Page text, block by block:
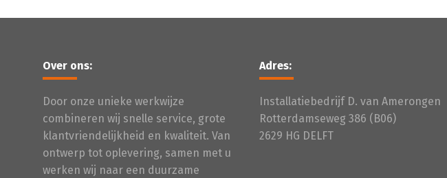
Over ons:
Door onze unieke werkwijze
combineren wij snelle service, grote
klantvriendelijkheid en kwaliteit. Van
ontwerp tot oplevering, samen met u
werken wij naar een duurzame
Adres:
Installatiebedrijf D. van Amerongen
Rotterdamseweg 386 (B06)
2629 HG DELFT